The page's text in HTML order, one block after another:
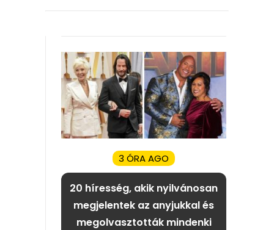
3 ÓRA AGO
20 híresség, akik nyilvánosan
megjelentek az anyjukkal és
megolvasztották mindenki